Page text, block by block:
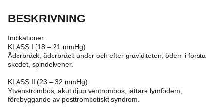
BESKRIVNING
Indikationer
KLASS I (18 – 21 mmHg)
Åderbråck, åderbråck under och efter graviditeten, ödem i första
skedet, spindelvener.
KLASS II (23 – 32 mmHg)
Ytvenstrombos, akut djup ventrombos, lättare lymfödem,
förebyggande av posttrombotiskt syndrom.